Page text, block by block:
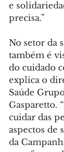
e
precisa.”
No setor da
também é
do cuidado
explica o
Saúde
Gasparetto.
cuidar das
aspectos de
da